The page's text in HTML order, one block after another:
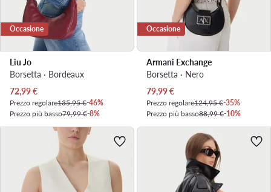
Occasione
Liu Jo
Borsetta · Bordeaux
Prezzo attuale
72,99€
Prezzo regolare135,95 €-46%
Prezzo più basso79,99 €-8%
Occasione
Armani Exchange
Borsetta · Nero
Prezzo attuale
79,99€
Prezzo regolare124,95 €-35%
Prezzo più basso88,99 €-10%